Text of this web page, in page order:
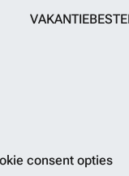
consent opties